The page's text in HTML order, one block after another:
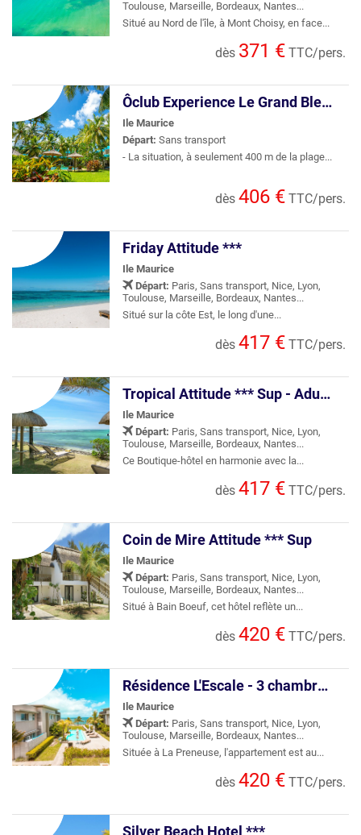
Toulouse, Marseille, Bordeaux, Nantes...
Situé au Nord de l'île, à Mont Choisy, en face...
dès 371 € TTC/pers.
Ôclub Experience Le Grand Bleu Hotel & Spa 3*
Ile Maurice
Départ: Sans transport
- La situation, à seulement 400 m de la plage...
dès 406 € TTC/pers.
Friday Attitude ***
Ile Maurice
Départ: Paris, Sans transport, Nice, Lyon,
Toulouse, Marseille, Bordeaux, Nantes...
Situé sur la côte Est, le long d'une...
dès 417 € TTC/pers.
Tropical Attitude *** Sup - Adult Only 18+
Ile Maurice
Départ: Paris, Sans transport, Nice, Lyon,
Toulouse, Marseille, Bordeaux, Nantes...
Ce Boutique-hôtel en harmonie avec la...
dès 417 € TTC/pers.
Coin de Mire Attitude *** Sup
Ile Maurice
Départ: Paris, Sans transport, Nice, Lyon,
Toulouse, Marseille, Bordeaux, Nantes...
Situé à Bain Boeuf, cet hôtel reflète un...
dès 420 € TTC/pers.
Résidence L'Escale - 3 chambres (6 personnes)
Ile Maurice
Départ: Paris, Sans transport, Nice, Lyon,
Toulouse, Marseille, Bordeaux, Nantes...
Située à La Preneuse, l'appartement est au...
dès 420 € TTC/pers.